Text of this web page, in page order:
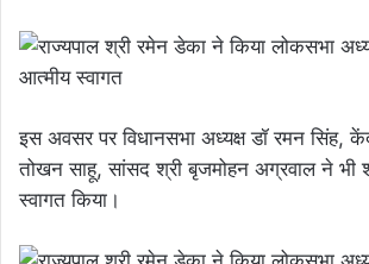
इस अवसर पर विधानसभा अध्यक्ष डॉ रमन सिंह,
तोखन साहू, सांसद श्री बृजमोहन अग्रवाल ने भी
स्वागत किया।